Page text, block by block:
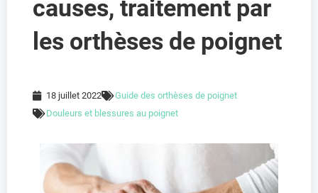
causes, traitement par
les orthèses de poignet
18 juillet 2022
Guide des orthèses de poignet
Douleurs et blessures au poignet